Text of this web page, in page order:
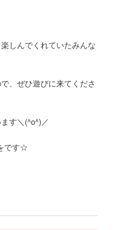
しんでくれていたみんな
、ぜひ遊びに来てくださ
す＼(^o^)／
です☆